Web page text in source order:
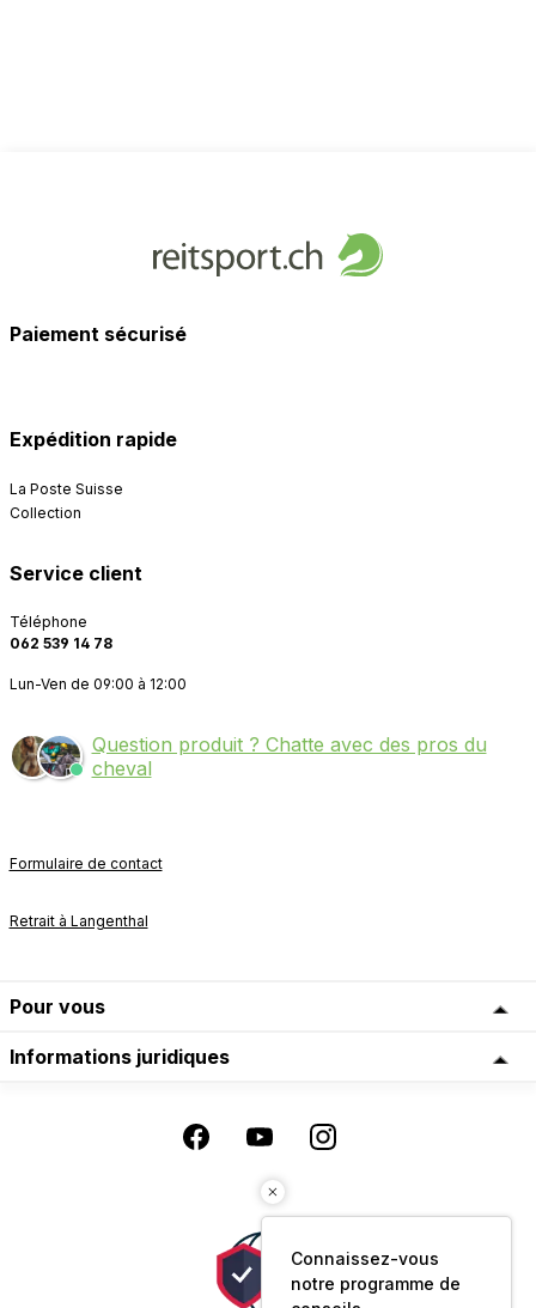
Paiement sécurisé
Expédition rapide
La Poste Suisse
Collection
Service client
Téléphone
062 539 14 78
Lun-Ven de 09:00 à 12:00
Question produit ? Chatte avec des pros du
cheval
Formulaire de contact
Retrait à Langenthal
Pour vous
Informations juridiques
Connaissez-vous
notre programme de